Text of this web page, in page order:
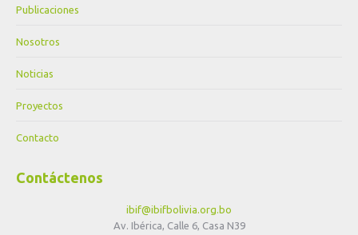
Publicaciones
Nosotros
Noticias
Proyectos
Contacto
Contáctenos
ibif@ibifbolivia.org.bo
Av. Ibérica, Calle 6, Casa N39